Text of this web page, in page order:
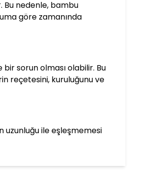
Bu nedenle, bambu
göre zamanında
sorun olması olabilir. Bu
reçetesini, kuruluğunu ve
uzunluğu ile eşleşmemesi